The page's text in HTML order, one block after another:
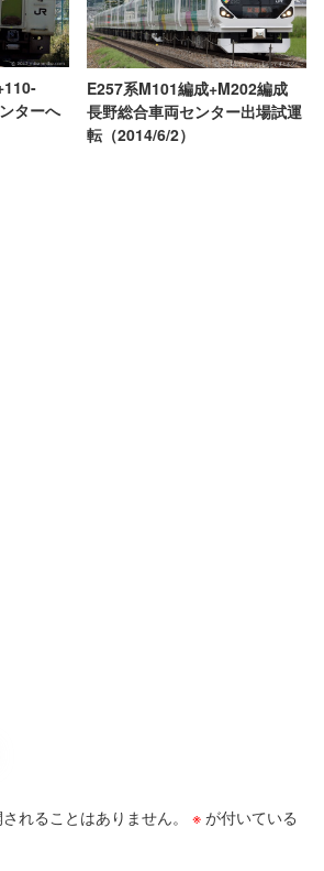
ターへ
E257系M101編成+M202編成
長野総合車両センター出場試運
転（2014/6/2）
れることはありません。 ※が付いている